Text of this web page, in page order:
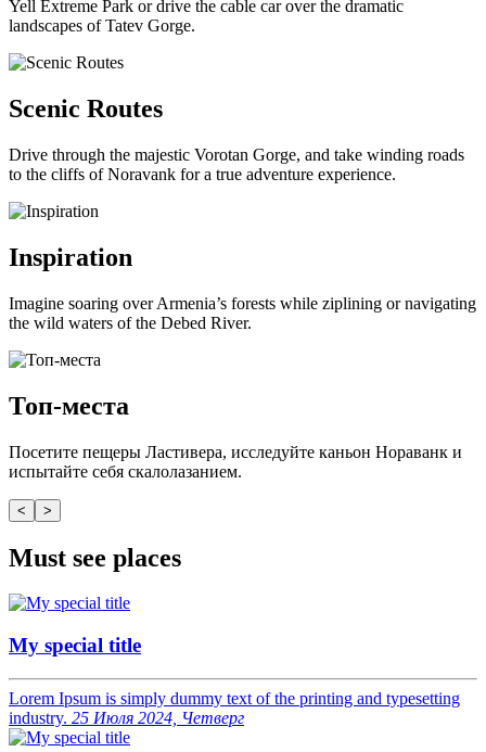
Yell Extreme Park or drive the cable car over the dramatic
landscapes of Tatev Gorge.
Scenic Routes
Drive through the majestic Vorotan Gorge, and take winding roads
to the cliffs of Noravank for a true adventure experience.
Inspiration
Imagine soaring over Armenia’s forests while ziplining or navigating
the wild waters of the Debed River.
Топ-места
Посетите пещеры Ластивера, исследуйте каньон Нораванк и
испытайте себя скалолазанием.
< >
Must see places
My special title
Lorem Ipsum is simply dummy text of the printing and typesetting
industry. 25 Июля 2024, Четверг